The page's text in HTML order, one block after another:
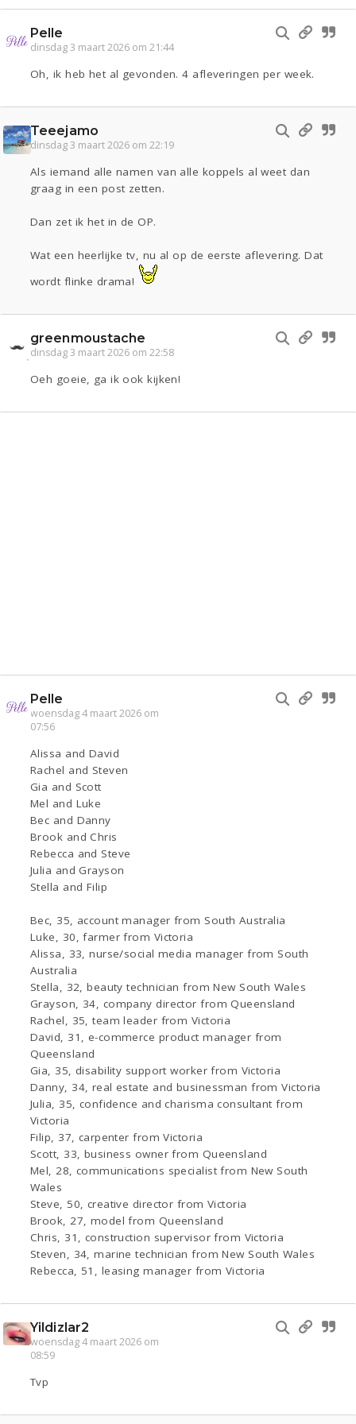
Pelle
dinsdag 3 maart 2026 om 21:44
Oh, ik heb het al gevonden. 4 afleveringen per week.
Teeejamo
dinsdag 3 maart 2026 om 22:19
Als iemand alle namen van alle koppels al weet dan
graag in een post zetten.
Dan zet ik het in de OP.
Wat een heerlijke tv, nu al op de eerste aflevering. Dat
wordt flinke drama!
greenmoustache
dinsdag 3 maart 2026 om 22:58
Oeh goeie, ga ik ook kijken!
Pelle
woensdag 4 maart 2026 om
07:56
Alissa and David
Rachel and Steven
Gia and Scott
Mel and Luke
Bec and Danny
Brook and Chris
Rebecca and Steve
Julia and Grayson
Stella and Filip
Bec, 35, account manager from South Australia
Luke, 30, farmer from Victoria
Alissa, 33, nurse/social media manager from South
Australia
Stella, 32, beauty technician from New South Wales
Grayson, 34, company director from Queensland
Rachel, 35, team leader from Victoria
David, 31, e-commerce product manager from
Queensland
Gia, 35, disability support worker from Victoria
Danny, 34, real estate and businessman from Victoria
Julia, 35, confidence and charisma consultant from
Victoria
Filip, 37, carpenter from Victoria
Scott, 33, business owner from Queensland
Mel, 28, communications specialist from New South
Wales
Steve, 50, creative director from Victoria
Brook, 27, model from Queensland
Chris, 31, construction supervisor from Victoria
Steven, 34, marine technician from New South Wales
Rebecca, 51, leasing manager from Victoria
Yildizlar2
woensdag 4 maart 2026 om
08:59
Tvp